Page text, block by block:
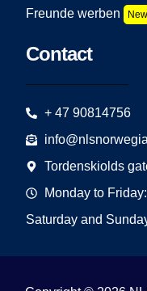
Freunde werben
New
Contact
+ 47 90814756
Tordenskiolds
Monday to
Saturday and